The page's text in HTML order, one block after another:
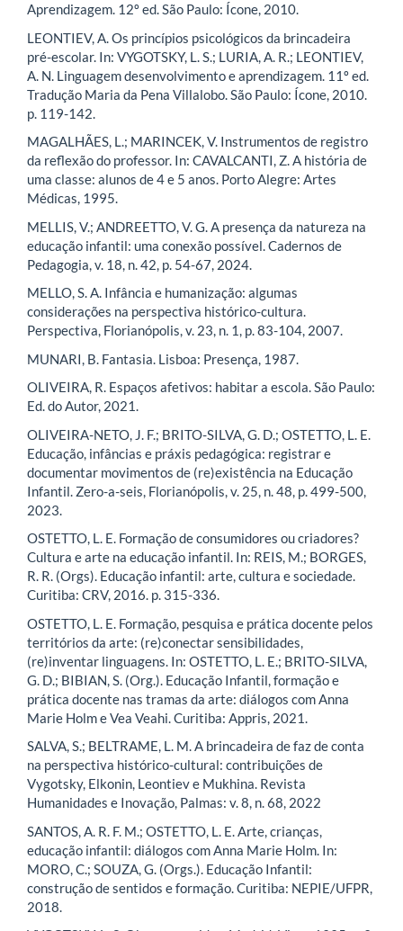
Aprendizagem. 12º ed. São Paulo: Ícone, 2010.
LEONTIEV, A. Os princípios psicológicos da brincadeira
pré-escolar. In: VYGOTSKY, L. S.; LURIA, A. R.; LEONTIEV,
A. N. Linguagem desenvolvimento e aprendizagem. 11º ed.
Tradução Maria da Pena Villalobo. São Paulo: Ícone, 2010.
p. 119-142.
MAGALHÃES, L.; MARINCEK, V. Instrumentos de registro
da reflexão do professor. In: CAVALCANTI, Z. A história de
uma classe: alunos de 4 e 5 anos. Porto Alegre: Artes
Médicas, 1995.
MELLIS, V.; ANDREETTO, V. G. A presença da natureza na
educação infantil: uma conexão possível. Cadernos de
Pedagogia, v. 18, n. 42, p. 54-67, 2024.
MELLO, S. A. Infância e humanização: algumas
considerações na perspectiva histórico-cultura.
Perspectiva, Florianópolis, v. 23, n. 1, p. 83-104, 2007.
MUNARI, B. Fantasia. Lisboa: Presença, 1987.
OLIVEIRA, R. Espaços afetivos: habitar a escola. São Paulo:
Ed. do Autor, 2021.
OLIVEIRA-NETO, J. F.; BRITO-SILVA, G. D.; OSTETTO, L. E.
Educação, infâncias e práxis pedagógica: registrar e
documentar movimentos de (re)existência na Educação
Infantil. Zero-a-seis, Florianópolis, v. 25, n. 48, p. 499-500,
2023.
OSTETTO, L. E. Formação de consumidores ou criadores?
Cultura e arte na educação infantil. In: REIS, M.; BORGES,
R. R. (Orgs). Educação infantil: arte, cultura e sociedade.
Curitiba: CRV, 2016. p. 315-336.
OSTETTO, L. E. Formação, pesquisa e prática docente pelos
territórios da arte: (re)conectar sensibilidades,
(re)inventar linguagens. In: OSTETTO, L. E.; BRITO-SILVA,
G. D.; BIBIAN, S. (Org.). Educação Infantil, formação e
prática docente nas tramas da arte: diálogos com Anna
Marie Holm e Vea Veahi. Curitiba: Appris, 2021.
SALVA, S.; BELTRAME, L. M. A brincadeira de faz de conta
na perspectiva histórico-cultural: contribuições de
Vygotsky, Elkonin, Leontiev e Mukhina. Revista
Humanidades e Inovação, Palmas: v. 8, n. 68, 2022
SANTOS, A. R. F. M.; OSTETTO, L. E. Arte, crianças,
educação infantil: diálogos com Anna Marie Holm. In:
MORO, C.; SOUZA, G. (Orgs.). Educação Infantil:
construção de sentidos e formação. Curitiba: NEPIE/UFPR,
2018.